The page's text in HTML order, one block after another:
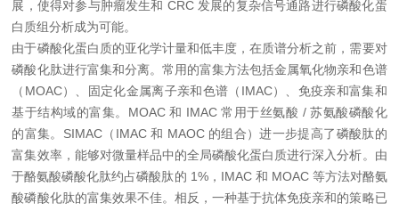
展，使得对参与肿瘤发生和 CRC 发展的复杂信号通路进行磷酸化蛋
白质组分析成为可能。
由于磷酸化蛋白质的亚化学计量和低丰度，在质谱分析之前，需要对
磷酸化肽进行富集和分离。常用的富集方法包括金属氧化物亲和色谱
（MOAC）、固定化金属离子亲和色谱（IMAC）、免疫亲和富集和
基于结构域的富集。MOAC 和 IMAC 常用于丝氨酸 / 苏氨酸磷酸化
的富集。SIMAC（IMAC 和 MAOC 的组合）进一步提高了磷酸肽的
富集效率，能够对微量样品中的全局磷酸化蛋白质进行深入分析。由
于酪氨酸磷酸化肽约占磷酸肽的 1%，IMAC 和 MOAC 等方法对酪氨
酸磷酸化肽的富集效果不佳。相反，一种基于抗体免疫亲和的策略已